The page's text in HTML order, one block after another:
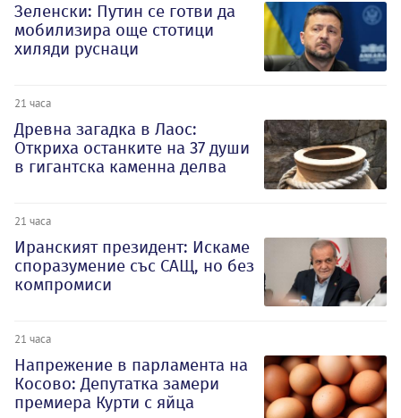
Зеленски: Путин се готви да
мобилизира още стотици
хиляди руснаци
21 часа
Древна загадка в Лаос:
Откриха останките на 37 души
в гигантска каменна делва
21 часа
Иранският президент: Искаме
споразумение със САЩ, но без
компромиси
21 часа
Напрежение в парламента на
Косово: Депутатка замери
премиера Курти с яйца